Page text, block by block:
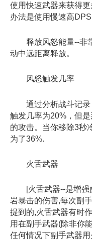
使用快速武器来获得
办法是使用慢速高DPS
释放风怒能量--非常
动中远距离释放。
风怒触发几率
通过分析战斗记录
触发几率为20%，但
的攻击。当你移除3秒
为了36%.
火舌武器
[火舌武器--是增强
岩暴击的伤害,每次副
提到的,火舌武器有时
用在副手武器(除非你
任何情况下副手武器